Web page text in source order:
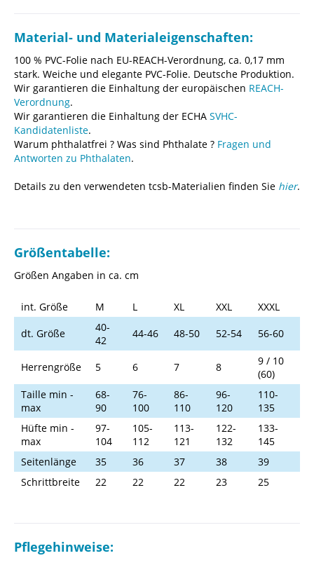
Material- und Materialeigenschaften:
100 % PVC-Folie nach EU-REACH-Verordnung, ca. 0,17 mm
stark. Weiche und elegante PVC-Folie. Deutsche Produktion.
Wir garantieren die Einhaltung der europäischen REACH-
Verordnung.
Wir garantieren die Einhaltung der ECHA SVHC-
Kandidatenliste.
Warum phthalatfrei ? Was sind Phthalate ? Fragen und
Antworten zu Phthalaten.
Details zu den verwendeten tcsb-Materialien finden Sie hier.
Größentabelle:
Größen Angaben in ca. cm
int. Größe M L XL XXL
XXXL
dt. Größe
40-
42
44-46 48-50 52-54 56-60
Herrengröße 5 6 7 8
9 / 10
(60)
Taille min -
max
68-
90
76-
100
86-
110
96-
120
110-
135
Hüfte min -
max
97-
104
105-
112
113-
121
122-
132
133-
145
Seitenlänge
35 36 37 38
39
Schrittbreite
22 22 22 23 25
Pflegehinweise: